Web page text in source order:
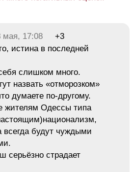
мая, 17:08
+3
истина в последней
слишком много.
назвать «отморозком»
думаете по-другому.
жителям Одессы типа
всегда будут чуждыми
серьёзно страдает